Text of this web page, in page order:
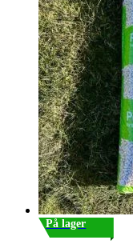
På lager